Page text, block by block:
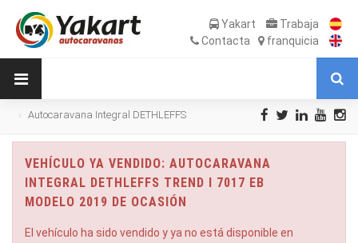
Yakart
Trabaja
Contacta
franquicia
Autocaravana Integral DETHLEFFS
VEHÍCULO YA VENDIDO: AUTOCARAVANA
INTEGRAL DETHLEFFS TREND I 7017 EB
MODELO 2019 DE OCASIÓN
El vehículo ha sido vendido y ya no está disponible en